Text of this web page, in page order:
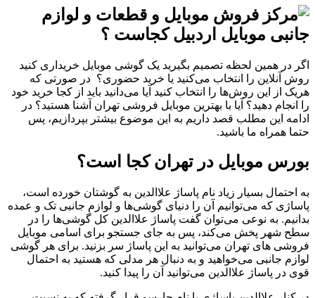
اگر در همین لحظه تصمیم بگیرید یک گوشی موبایل خریداری کنید
روش آنلاین را انتخاب می‌کنید یا خرید حضوری؟ در صورتی که
هریک از این روش‌ها را انتخاب کنید آیا می‌دانید باید از کجا خرید خود
را انجام دهید؟ آیا با بهترین موبایل فروشی تهران آشنا هستید؟ در
ادامه این مطلب قصد داریم به این موضوع بیشتر بپردازیم، پس
حتما همراه ما باشید.
بورس موبایل در تهران کجا است؟
به احتمال بسیار زیاد نام پاساژ علاالدین به گوشتان خورده است،
پاساژی که می‌توانیم آن را دنیای گوشی‌ها و لوازم جانبی تک و عمده
بدانیم. به نوعی می‌توان گفت پاساژ علاالدین کل گوشی‌ها را در
سطح شهر پخش می‌کند، پس به جای جستجو برای اسامی موبایل
فروشی های تهران می‌توانید به این پاساژ سر بزنید. برای هر گوشی
لوازم جانبی می‌خواهید و به دنبال هر مدلی که هستید به احتمال
قوی در پاساژ علاالدین می‌توانید آن را پیدا کنید.